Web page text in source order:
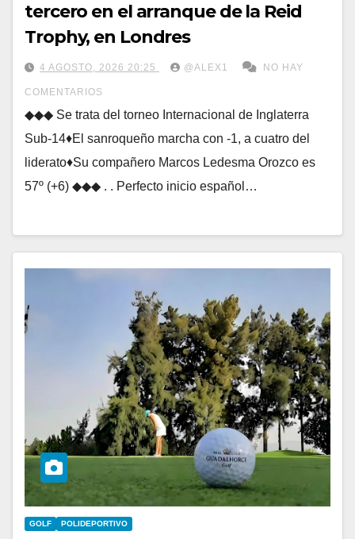
tercero en el arranque de la Reid
Trophy, en Londres
4 AGOSTO, 2026 20:25 @ALEX1 NO HAY
COMENTARIOS
◆◆◆ Se trata del torneo Internacional de Inglaterra
Sub-14♦El sanroqueño marcha con -1, a cuatro del
liderato♦Su compañero Marcos Ledesma Orozco es
57º (+6) ◆◆◆ . . Perfecto inicio español…
GOLF POLIDEPORTIVO